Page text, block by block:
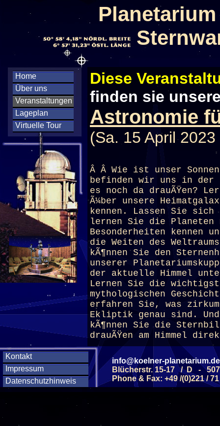
Home
Über uns
Veranstaltungen
Lageplan
Virtuelle Tour
Kontakt
Impressum
Datenschutzhinweis
Diese
finden sie
Astronomie
(Sa. 15 April
Â Â Wie ist unser
befinden wir uns in der
es noch da drauÃŸen?
Ã¼ber unsere
kennen. Lassen Sie sich
lernen Sie die
Besonderheiten kennen
die Weiten des
kÃ¶nnen Sie den
unserer Planetarium
der aktuelle Himmel
Lernen Sie die
mythologischen
erfahren Sie, was
Ekliptik genau sind.
kÃ¶nnen Sie die
drauÃŸen am Himmel
(ab 6 J.)
Klicken Sie Hier
info@koelner-planetarium.de
Blücherstr. 15-17 / D -
Phone & Fax: +49 /(0)221 /